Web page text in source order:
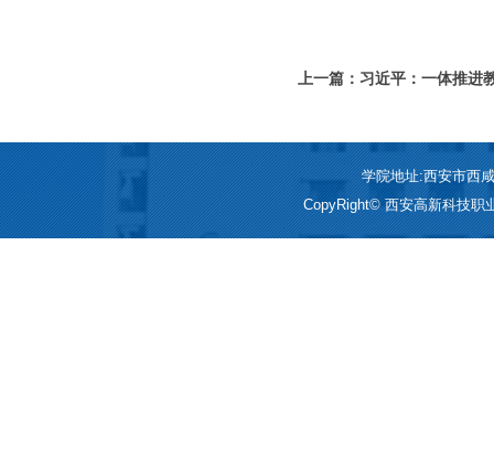
上一篇：习近平：一体推进
学院地址:西安市西
CopyRight© 西安高新科技职